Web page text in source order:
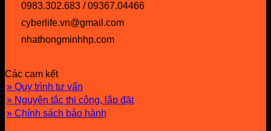
0983.302.683 / 09367.04466
cyberlife.vn@gmail.com
nhathongminhhp.com
Các cam kết
» Quy trình tư vấn
» Nguyên tắc thi công, lắp đặt
» Chính sách bảo hành